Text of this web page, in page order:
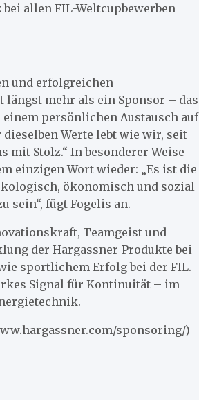
allen FIL-Weltcupbewerben
und erfolgreichen
längst mehr als ein Sponsor – das
persönlichen Austausch auf
Werte lebt wie wir, seit
Stolz.“ In besonderer Weise
einzigen Wort wieder: „Es ist die
ökonomisch und sozial
sein“, fügt Fogelis an.
Teamgeist und
der Hargassner-Produkte bei
sportlichem Erfolg bei der FIL.
Signal für Kontinuität – im
sponsoring/)